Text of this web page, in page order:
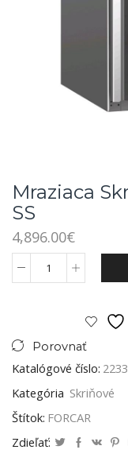
Mraziaca
SS
4,896.00€
Porovnať
Katalógové číslo: 2233
Kategória Skriňové
Štítok: FORCAR
Zdieľať: